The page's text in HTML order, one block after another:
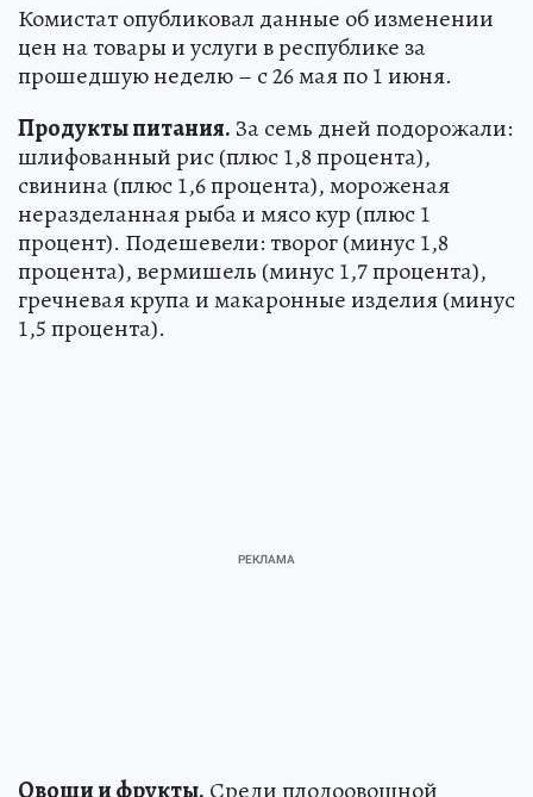
Комистат опубликовал данные об изменении
цен на товары и услуги в республике за
прошедшую неделю – с 26 мая по 1 июня.
Продукты питания. За семь дней подорожали:
шлифованный рис (плюс 1,8 процента),
свинина (плюс 1,6 процента), мороженая
неразделанная рыба и мясо кур (плюс 1
процент). Подешевели: творог (минус 1,8
процента), вермишель (минус 1,7 процента),
гречневая крупа и макаронные изделия (минус
1,5 процента).
Овощи и фрукты. Среди плодоовощной